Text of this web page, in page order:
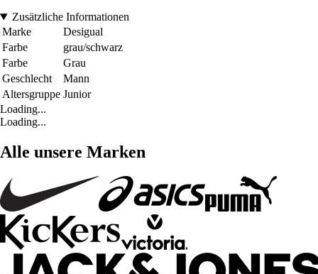
Zusätzliche Informationen
Marke
Desigual
Farbe
grau/schwarz
Farbe
Grau
Geschlecht
Mann
Altersgruppe Junior
Loading...
Loading...
Alle unsere Marken